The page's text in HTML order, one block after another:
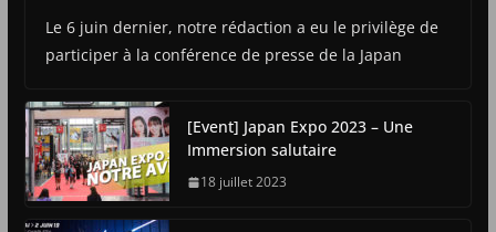
Le 6 juin dernier, notre rédaction a eu le privilège de
participer à la conférence de presse de la Japan
[Event] Japan Expo 2023 – Une
Immersion salutaire
18 juillet 2023